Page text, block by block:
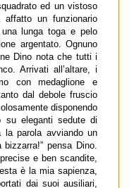
ed un vistoso
affatto un funzionario
lunga toga e pelo
argentato. Ognuno
Dino nota che tutti i
Arrivati all’altare, i
con medaglione e
dal debole fruscio
disponendo
su eleganti sedute di
la parola avviando un
pensa Dino.
e ben scandite,
è la mia sapienza,
dai suoi ausiliari,